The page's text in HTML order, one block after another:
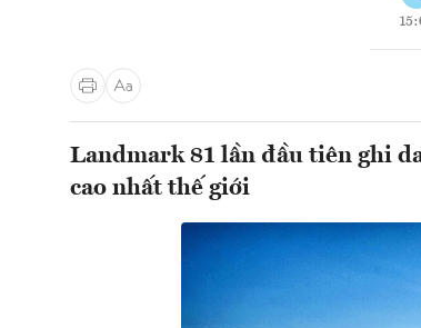
Landmark 81 lần đầu tiên ghi
cao nhất thế giới